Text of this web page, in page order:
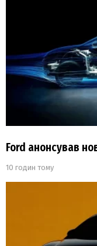
Ford анонсував
10 годин тому